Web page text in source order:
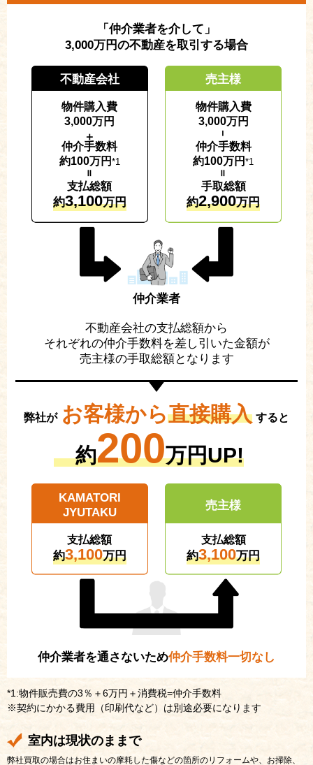
「仲介業者を介して」
3,000万円の不動産を取引する場合
不動産会社
物件購入費
3,000万円
＋
仲介手数料
約100万円 *1
＝
支払総額
約3,100万円
売主様
物件購入費
3,000万円
－
仲介手数料
約100万円*1
＝
手取総額
約2,900万円
仲介業者
不動産会社の支払総額から
それぞれの仲介手数料を差し引いた金額が
売主様の手取総額となります
弊社が お客様から直接購入 すると
約200万円UP!
KAMATORI
JYUTAKU
支払総額
約3,100万円
売主様
支払総額
約3,100万円
仲介業者を通さないため仲介手数料一切なし
*1:物件販売費の3％＋6万円＋消費税=仲介手数料
※契約にかかる費用（印刷代など）は別途必要になります
室内は現状のままで
弊社買取の場合はお住まいの摩耗した傷などの箇所のリフォームや、お掃除、